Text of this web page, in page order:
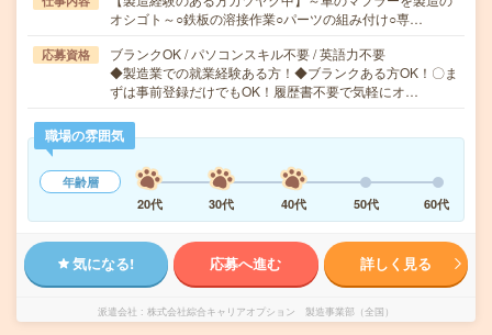
オシゴト～○鉄板の溶接作業○パーツの組み付け○専…
応募資格
ブランクOK / パソコンスキル不要 / 英語力不要
◆製造業での就業経験ある方！◆ブランクある方OK！〇ま
ずは事前登録だけでもOK！履歴書不要で気軽にオ…
職場の雰囲気
年齢層
20代
30代 40代 50代 60代
気になる! 応募へ進む 詳しく見る
派遣会社 株式会社綜合キャリアオプション 製造事業部（全国）